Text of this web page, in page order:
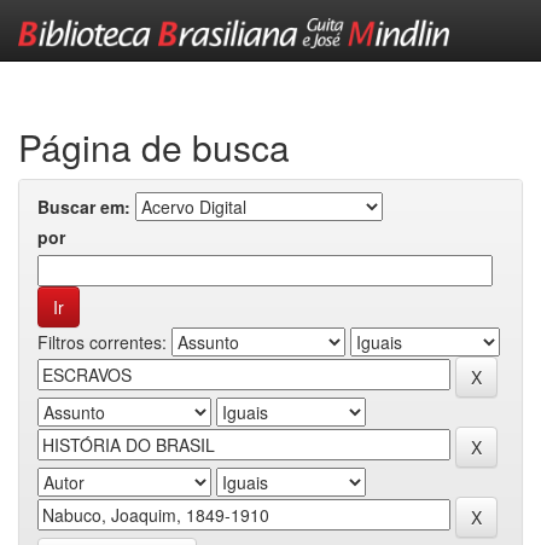
Página de busca
Buscar em:
por
Filtros correntes: